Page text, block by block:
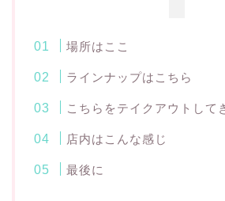
場所はここ
ラインナップはこちら
こちらをテイクアウトして
店内はこんな感じ
最後に